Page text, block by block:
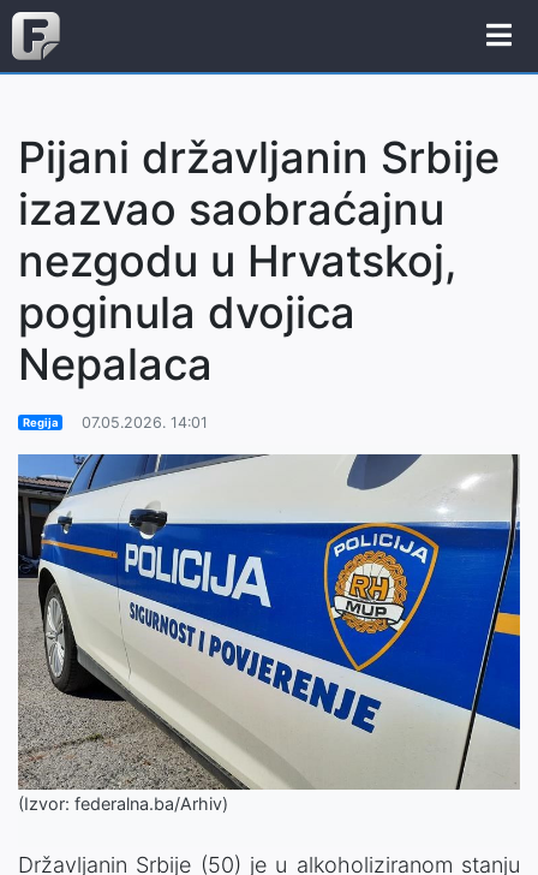
Pijani državljanin Srbije
izazvao saobraćajnu
nezgodu u Hrvatskoj,
poginula dvojica
Nepalaca
Regija 07.05.2026. 14:01
(Izvor: federalna.ba/Arhiv)
Državljanin Srbije (50) je u alkoholiziranom stanju